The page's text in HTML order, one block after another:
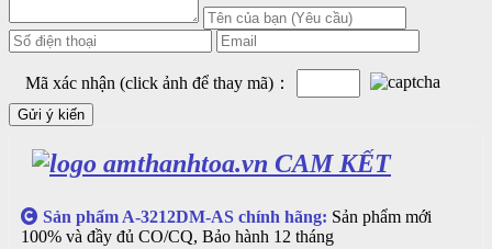
Mã xác nhận (click ảnh để thay mã)：
CAM KẾT
Sản phẩm A-3212DM-AS chính hãng: Sản phẩm mới
100% và đầy đủ CO/CQ, Bảo hành 12 tháng